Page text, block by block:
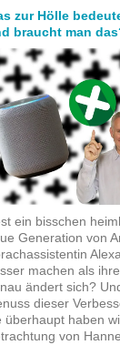
Mobilität?
zur Hölle
braucht man
ein bisschen
Generation von
machen als
ändert sich?
dieser
überhaupt haben
von